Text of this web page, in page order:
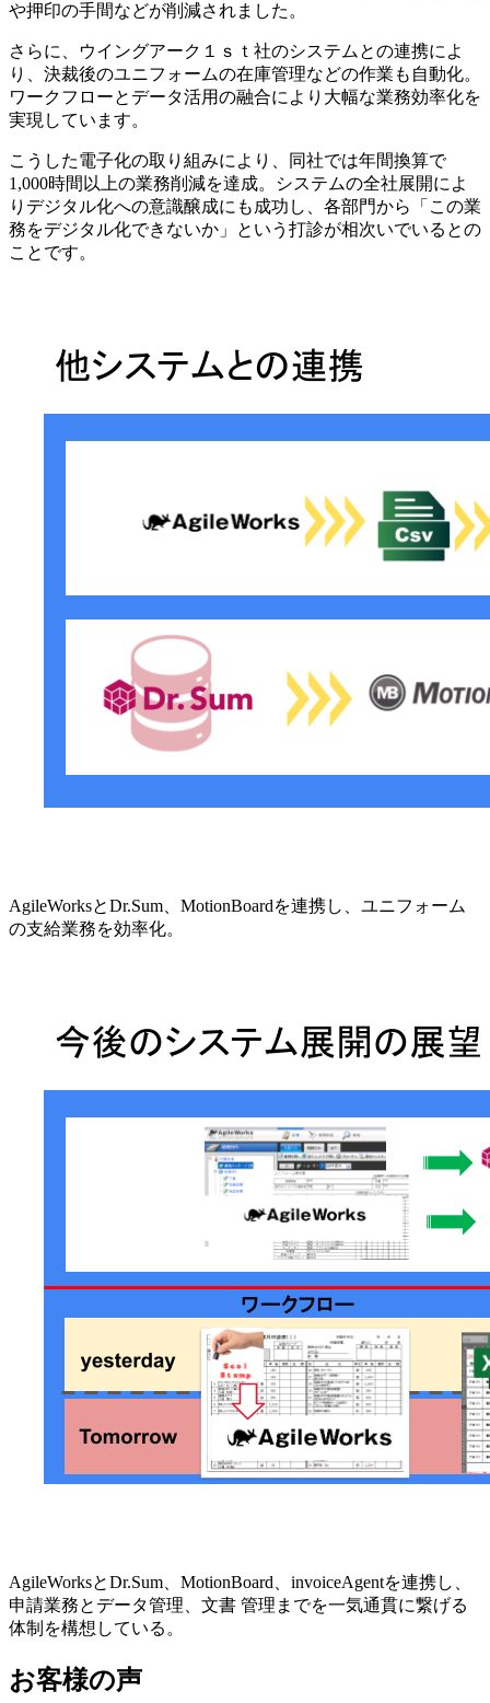
や押印の手間などが削減されました。
さらに、ウイングアーク１ｓｔ社のシステムとの連携によ
り、決裁後のユニフォームの在庫管理などの作業も自動化。
ワークフローとデータ活用の融合により大幅な業務効率化を
実現しています。
こうした電子化の取り組みにより、同社では年間換算で
1,000時間以上の業務削減を達成。システムの全社展開によ
りデジタル化への意識醸成にも成功し、各部門から「この業
務をデジタル化できないか」という打診が相次いでいるとの
ことです。
AgileWorksとDr.Sum、MotionBoardを連携し、ユニフォーム
の支給業務を効率化。
AgileWorksとDr.Sum、MotionBoard、invoiceAgentを連携し、
申請業務とデータ管理、文書 管理までを一気通貫に繋げる
体制を構想している。
お客様の声